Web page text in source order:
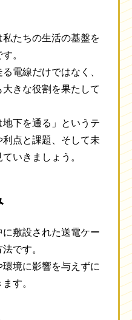
たちの生活の基盤を
。
電線だけではなく、
きな役割を果たして
下を通る」というテ
点と課題、そして未
いきましょう。
敷設された送電ケー
です。
境に影響を与えずに
す。